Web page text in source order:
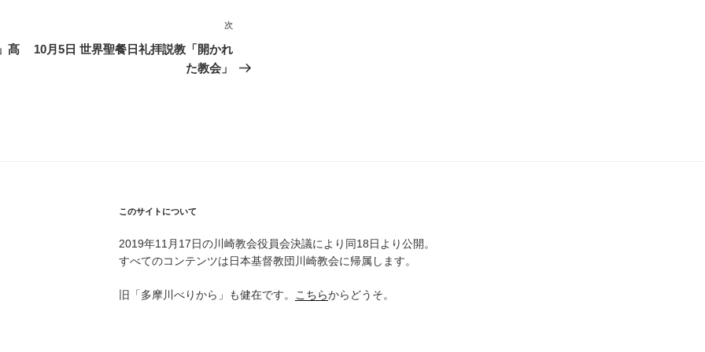
髙
次
投
次
10月5日 世界聖餐日礼拝説教「開かれ
た教会」
このサイトについて
2019年11月17日の川崎教会役員会決議により同18日より公開。
すべてのコンテンツは日本基督教団川崎教会に帰属します。
旧「多摩川べりから」も健在です。 こちらからどうそ。